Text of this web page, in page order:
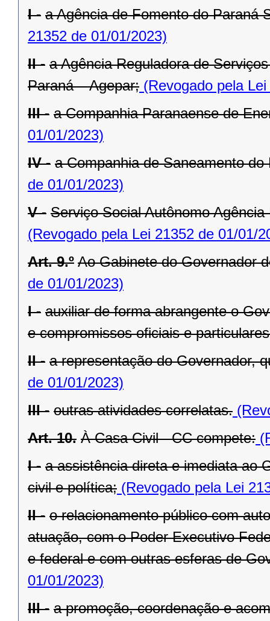
I - a Agência de Fomento do Paraná
21352 de 01/01/2023)
II - a Agência Reguladora de
Paraná – Agepar; (Revogado pela
III - a Companhia Paranaense de
01/01/2023)
IV - a Companhia de Saneamento
de 01/01/2023)
V - Serviço Social Autônomo
(Revogado pela Lei 21352 de 01/01/
Art. 9.º Ao Gabinete do Governador
de 01/01/2023)
I - auxiliar de forma abrangente o
e compromissos oficiais e
II - a representação do Governador,
de 01/01/2023)
III - outras atividades correlatas.
Art. 10. À Casa Civil - CC compete:
I - a assistência direta e imediata ao
civil e política; (Revogado pela Lei
II - o relacionamento público com
atuação, com o Poder Executivo
e federal e com outras esferas de
01/01/2023)
III - a promoção, coordenação e